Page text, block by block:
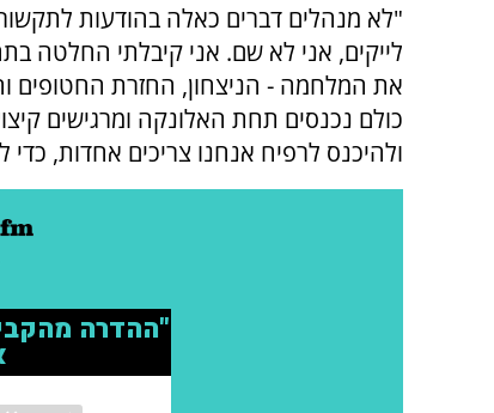
"לא מנהלים דברים כאלה בהודעות
לייקים, אני לא שם. אני קיבלתי
את המלחמה - הניצחון, החזרת החטופים
כולם נכנסים תחת האלונקה ומרגישים
ולהיכנס לרפיח אנחנו צריכים אחדות,